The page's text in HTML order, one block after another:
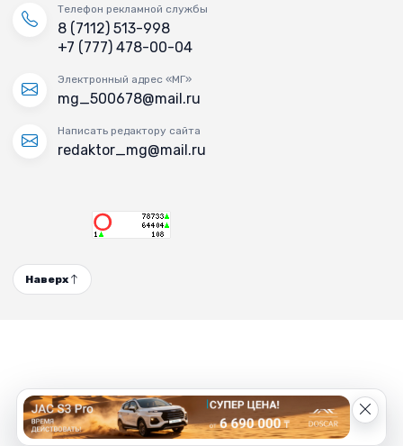
Телефон рекламной службы
8 (7112) 513-998
+7 (777) 478-00-04
Электронный адрес «МГ»
mg_500678@mail.ru
Написать редактору сайта
redaktor_mg@mail.ru
Наверх